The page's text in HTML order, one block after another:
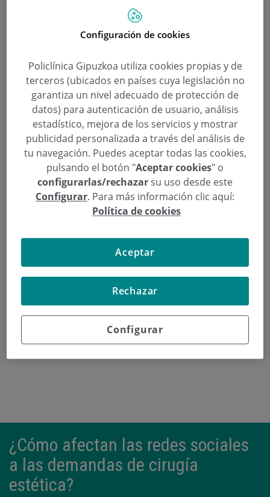
Que los vértigos y la mala audición
no te amarguen la vida
Categoría: Aula de Salud
10 de Septiembre de 2019
Carlos Saga,Xabier Altuna
Este jueves, 12 de septiembre, a las 19:30h en el
salón de actos del Aquarium de San Sebastián, con
Aula de Salud: “Que los vértigos y la mala audición
no te amarguen la vida.»
¿Cómo afectan las redes sociales
a las demandas de cirugía
estética?
Configuración de cookies
Policlínica Gipuzkoa utiliza cookies propias y de
terceros (ubicados en países cuya legislación no
garantiza un nivel adecuado de protección de
datos) para autenticación de usuario, análisis
estadístico, mejora de los servicios y mostrar
publicidad personalizada a través del análisis de
tu navegación. Puedes aceptar todas las cookies,
pulsando el botón "Aceptar cookies" o
configurarlas/rechazarsu uso desde este
Configurar. Para más información clic aquí:
Política de cookies
Configurar
Rechazar
Aceptar